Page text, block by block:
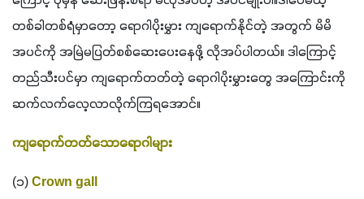
တစ်ခါတစ်ရံမှာတော့ ရောဂါပိုးမွှား ကျရောက်နိုင်တဲ့ အတွက် မိမိ
အပင်ကို အမြဲမပြတ်စစ်ဆေးပေးနေဖို့ လိုအပ်ပါတယ်။ ဒါကြောင့်
တည်သီးပင်မှာ ကျရောက်တတ်တဲ့ ရောဂါပိုးမွှားတွေ အကြောင်းကို
ဆက်လက်လေ့လာလိုက်ကြရအောင်။
ကျရောက်တတ်သောရောဂါများ
(၁) Crown gall